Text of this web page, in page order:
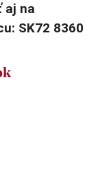
aj na
SK72 8360